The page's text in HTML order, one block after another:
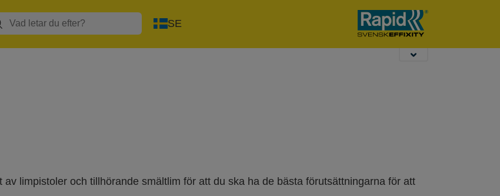
SE
och
lim
Blindnitar och
blindnittänger
Häftning &
Stansning
Metallexpander
limpistoler och tillhörande smältlim för att du ska ha de bästa förutsättningarna för att